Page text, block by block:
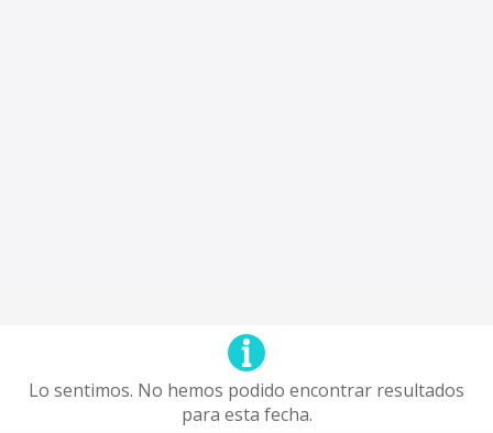
Lo sentimos. No hemos podido encontrar resultados
para esta fecha.